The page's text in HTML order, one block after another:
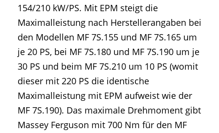
154/210 kW/PS. Mit EPM steigt die
Maximalleistung nach Herstellerangaben bei
den Modellen MF 7S.155 und MF 7S.165 um
je 20 PS, bei MF 7S.180 und MF 7S.190 um je
30 PS und beim MF 7S.210 um 10 PS (womit
dieser mit 220 PS die identische
Maximalleistung mit EPM aufweist wie der
MF 7S.190). Das maximale Drehmoment gibt
Massey Ferguson mit 700 Nm für den MF